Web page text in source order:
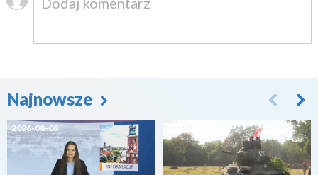
Najnowsze
2026-08-08